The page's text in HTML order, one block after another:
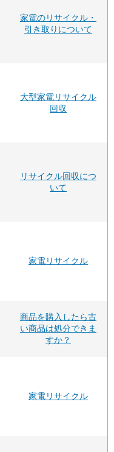
家電のリサイクル・
引き取りについて
大型家電リサイクル
回収
リサイクル回収につ
いて
家電リサイクル
商品を購入したら古
い商品は処分できま
すか？
家電リサイクル